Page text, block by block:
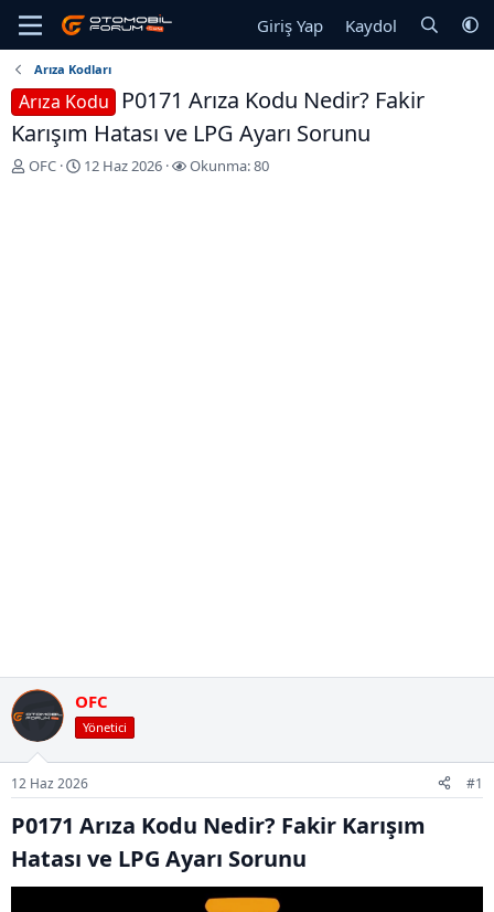
Giriş Yap Kaydol
Arıza Kodları
Arıza Kodu
P0171 Arıza Kodu Nedir? Fakir
Karışım Hatası ve LPG Ayarı Sorunu
K
OFC
B12 Haz 2026 Okunma: 80
OFC
Yönetici
12 Haz 2026 #1
P0171 Arıza Kodu Nedir? Fakir Karışım
Hatası ve LPG Ayarı Sorunu​